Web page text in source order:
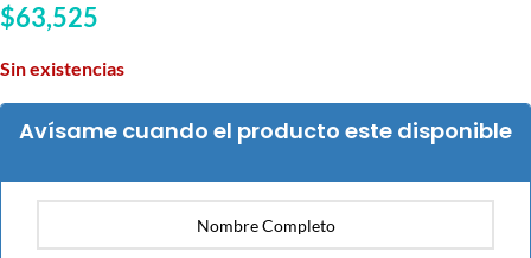
$63,525
Sin existencias
Avísame cuando el producto este disponible